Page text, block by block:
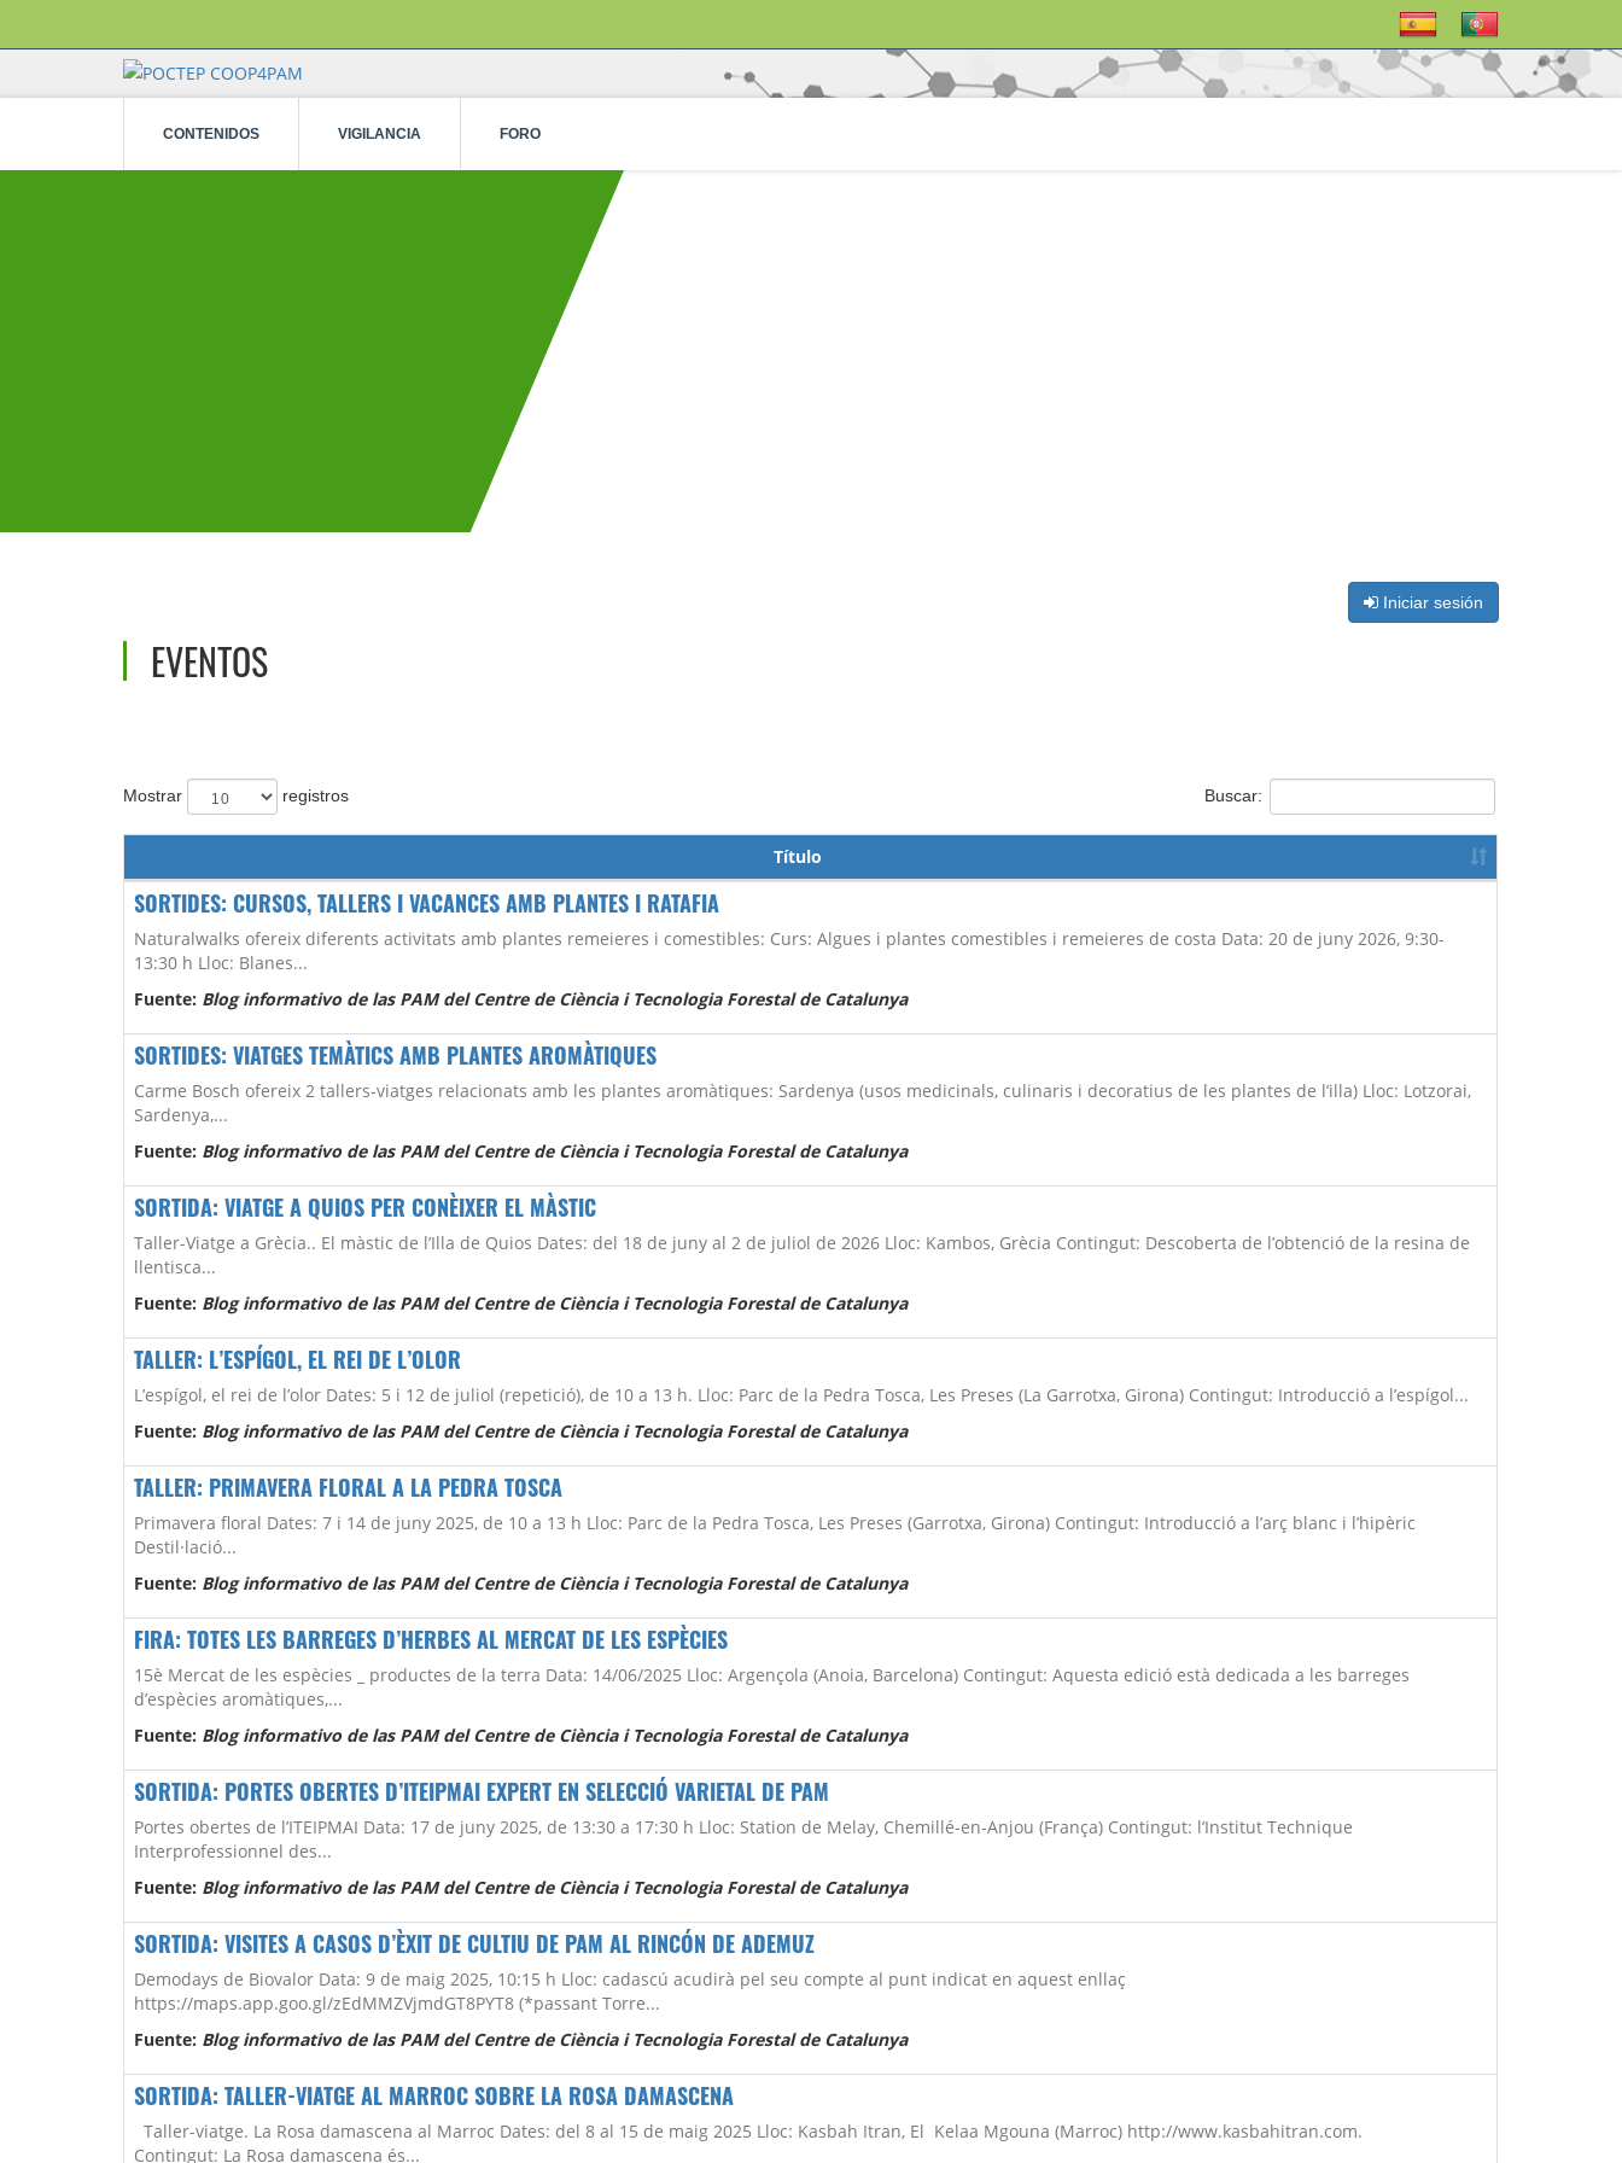
CONTENIDOS VIGILANCIA FORO
Iniciar sesión
EVENTOS
Mostrar registros Buscar:
Título
SORTIDES: CURSOS, TALLERS I VACANCES AMB PLANTES I RATAFIA
Naturalwalks ofereix diferents activitats amb plantes remeieres i comestibles: Curs: Algues i plantes comestibles i remeieres de costa Data: 20 de juny 2026, 9:30-
13:30 h Lloc: Blanes...
Fuente: Blog informativo de las PAM del Centre de Ciència i Tecnologia Forestal de Catalunya
SORTIDES: VIATGES TEMÀTICS AMB PLANTES AROMÀTIQUES
Carme Bosch ofereix 2 tallers-viatges relacionats amb les plantes aromàtiques: Sardenya (usos medicinals, culinaris i decoratius de les plantes de l’illa) Lloc: Lotzorai,
Sardenya,...
Fuente: Blog informativo de las PAM del Centre de Ciència i Tecnologia Forestal de Catalunya
SORTIDA: VIATGE A QUIOS PER CONÈIXER EL MÀSTIC
Taller-Viatge a Grècia.. El màstic de l’Illa de Quios Dates: del 18 de juny al 2 de juliol de 2026 Lloc: Kambos, Grècia Contingut: Descoberta de l’obtenció de la resina de
llentisca...
Fuente: Blog informativo de las PAM del Centre de Ciència i Tecnologia Forestal de Catalunya
TALLER: L’ESPÍGOL, EL REI DE L’OLOR
L’espígol, el rei de l’olor Dates: 5 i 12 de juliol (repetició), de 10 a 13 h. Lloc: Parc de la Pedra Tosca, Les Preses (La Garrotxa, Girona) Contingut: Introducció a l’espígol...
Fuente: Blog informativo de las PAM del Centre de Ciència i Tecnologia Forestal de Catalunya
TALLER: PRIMAVERA FLORAL A LA PEDRA TOSCA
Primavera floral Dates: 7 i 14 de juny 2025, de 10 a 13 h Lloc: Parc de la Pedra Tosca, Les Preses (Garrotxa, Girona) Contingut: Introducció a l’arç blanc i l’hipèric
Destil·lació...
Fuente: Blog informativo de las PAM del Centre de Ciència i Tecnologia Forestal de Catalunya
FIRA: TOTES LES BARREGES D’HERBES AL MERCAT DE LES ESPÈCIES
15è Mercat de les espècies _ productes de la terra Data: 14/06/2025 Lloc: Argençola (Anoia, Barcelona) Contingut: Aquesta edició està dedicada a les barreges
d’espècies aromàtiques,...
Fuente: Blog informativo de las PAM del Centre de Ciència i Tecnologia Forestal de Catalunya
SORTIDA: PORTES OBERTES D’ITEIPMAI EXPERT EN SELECCIÓ VARIETAL DE PAM
Portes obertes de l’ITEIPMAI Data: 17 de juny 2025, de 13:30 a 17:30 h Lloc: Station de Melay, Chemillé-en-Anjou (França) Contingut: l’Institut Technique
Interprofessionnel des...
Fuente: Blog informativo de las PAM del Centre de Ciència i Tecnologia Forestal de Catalunya
SORTIDA: VISITES A CASOS D’ÈXIT DE CULTIU DE PAM AL RINCÓN DE ADEMUZ
Demodays de Biovalor Data: 9 de maig 2025, 10:15 h Lloc: cadascú acudirà pel seu compte al punt indicat en aquest enllaç
https://maps.app.goo.gl/zEdMMZVjmdGT8PYT8 (*passant Torre...
Fuente: Blog informativo de las PAM del Centre de Ciència i Tecnologia Forestal de Catalunya
SORTIDA: TALLER-VIATGE AL MARROC SOBRE LA ROSA DAMASCENA
Taller-viatge. La Rosa damascena al Marroc Dates: del 8 al 15 de maig 2025 Lloc: Kasbah Itran, El Kelaa Mgouna (Marroc) http://www.kasbahitran.com.
Contingut: La Rosa damascena és...